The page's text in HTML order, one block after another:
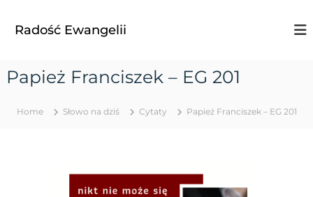
Radość Ewangelii
Papież Franciszek – EG 201
Home Słowo na dziś Cytaty Papież Franciszek – EG 201